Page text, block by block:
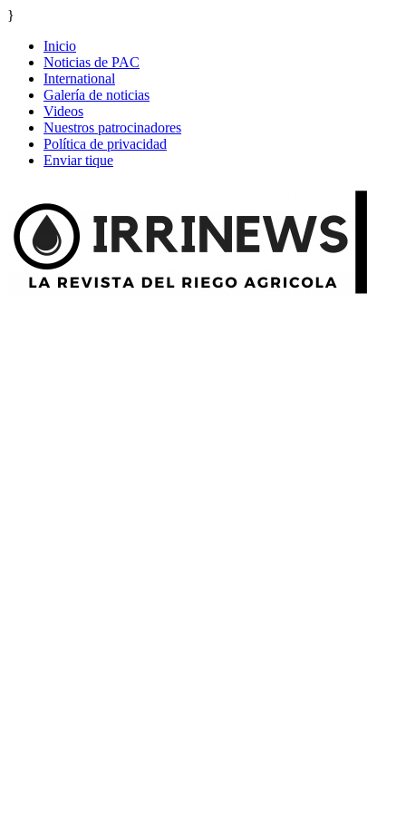
}
Inicio
Noticias de PAC
International
Galería de noticias
Videos
Nuestros patrocinadores
Política de privacidad
Enviar tique